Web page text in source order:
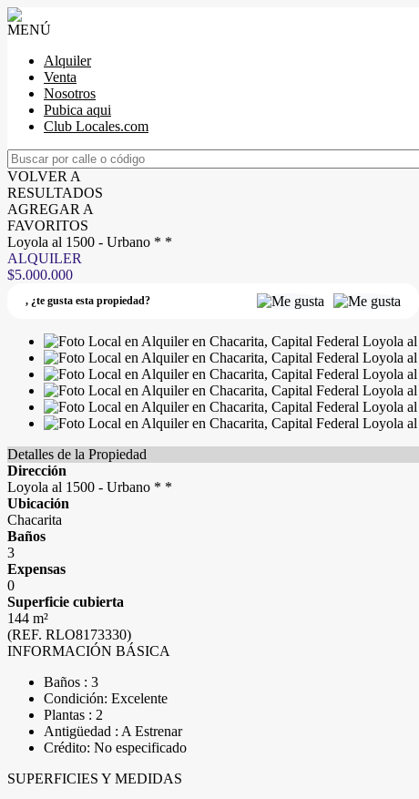
MENÚ
Alquiler
Venta
Nosotros
Pubica aqui
Club Locales.com
VOLVER A
RESULTADOS
AGREGAR A
FAVORITOS
Loyola al 1500 - Urbano * *
ALQUILER
$5.000.000
, ¿te gusta esta propiedad?
Detalles de la Propiedad
Dirección
Loyola al 1500 - Urbano * *
Ubicación
Chacarita
Baños
3
Expensas
0
Superficie cubierta
144 m²
(REF. RLO8173330)
INFORMACIÓN BÁSICA
Baños : 3
Condición: Excelente
Plantas : 2
Antigüedad : A Estrenar
Crédito: No especificado
SUPERFICIES Y MEDIDAS